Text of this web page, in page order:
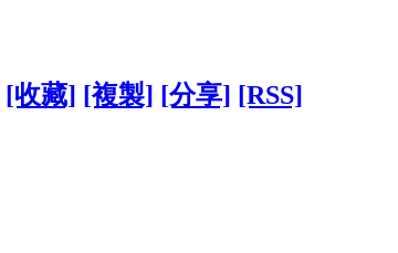
[收藏] [複製] [分享] [RSS]